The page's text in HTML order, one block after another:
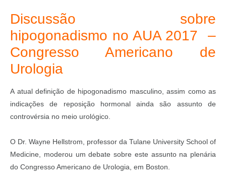
Discussão sobre
hipogonadismo no AUA 2017 –
Congresso Americano de
Urologia
A atual definição de hipogonadismo masculino, assim como as
indicações de reposição hormonal ainda são assunto de
controvérsia no meio urológico.
O Dr. Wayne Hellstrom, professor da Tulane University School of
Medicine, moderou um debate sobre este assunto na plenária
do Congresso Americano de Urologia, em Boston.